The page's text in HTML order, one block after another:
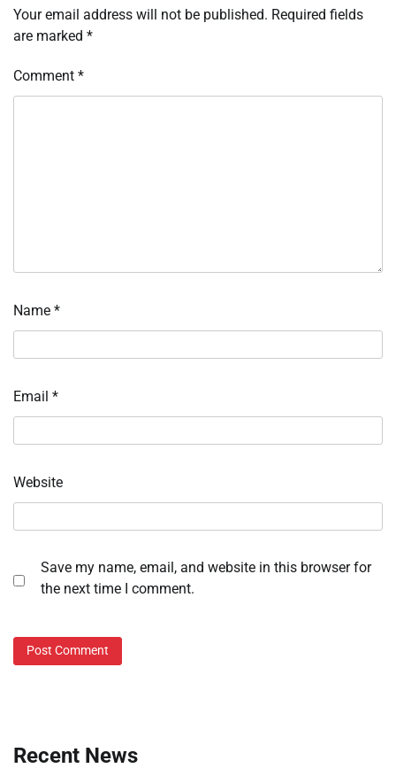
Your email address will not be published. Required fields
are marked *
Comment *
Name *
Email *
Website
Save my name, email, and website in this browser for
the next time I comment.
Recent News